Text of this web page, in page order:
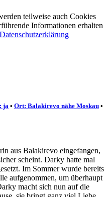
teilweise auch Cookies
Informationen erhalten
Datenschutzerklärung
ja • Ort: Balakirevo nähe Moskau •
aus Balakirevo eingefangen,
scheint. Darky hatte mal
Im Sommer wurde bereits
aufgenommen, um überhaupt
macht sich nun auf die